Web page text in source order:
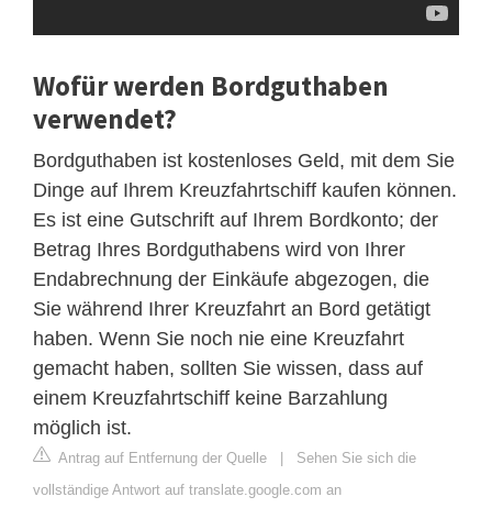
Wofür werden Bordguthaben
verwendet?
Bordguthaben ist kostenloses Geld, mit dem Sie
Dinge auf Ihrem Kreuzfahrtschiff kaufen können.
Es ist eine Gutschrift auf Ihrem Bordkonto; der
Betrag Ihres Bordguthabens wird von Ihrer
Endabrechnung der Einkäufe abgezogen, die
Sie während Ihrer Kreuzfahrt an Bord getätigt
haben. Wenn Sie noch nie eine Kreuzfahrt
gemacht haben, sollten Sie wissen, dass auf
einem Kreuzfahrtschiff keine Barzahlung
möglich ist.
Antrag auf Entfernung der Quelle | Sehen Sie sich die
vollständige Antwort auf translate.google.com an